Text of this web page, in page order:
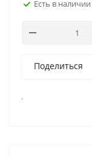
Есть в наличии
Поделиться
.